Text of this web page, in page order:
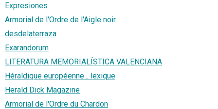
Expresiones
Armorial de l'Ordre de l'Aigle noir
desdelaterraza
Exarandorum
LITERATURA MEMORIALÍSTICA VALENCIANA
Héraldique européenne... lexique
Herald Dick Magazine
Armorial de l'Ordre du Chardon